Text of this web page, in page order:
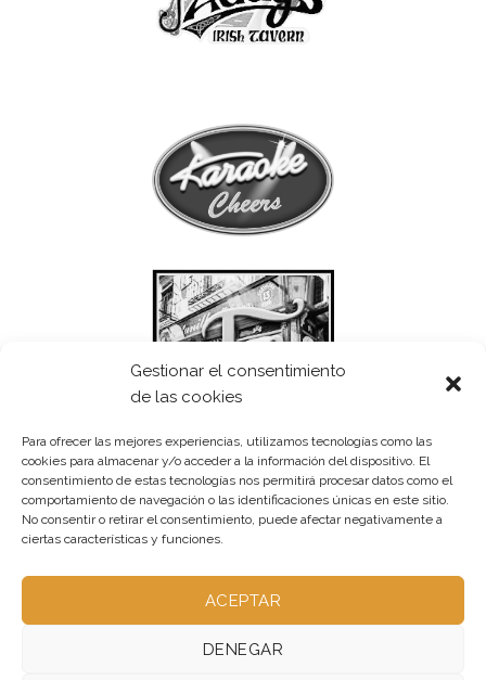
Gestionar el consentimiento
de las cookies
Para ofrecer las mejores experiencias, utilizamos tecnologías como las
cookies para almacenar y/o acceder a la información del dispositivo. El
consentimiento de estas tecnologías nos permitirá procesar datos como el
comportamiento de navegación o las identificaciones únicas en este sitio.
No consentir o retirar el consentimiento, puede afectar negativamente a
ciertas características y funciones.
ACEPTAR
DENEGAR